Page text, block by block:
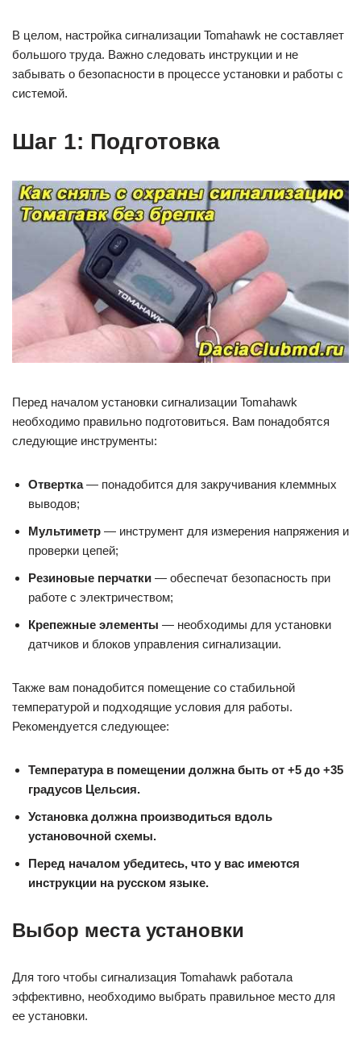
В целом, настройка сигнализации Tomahawk не составляет
большого труда. Важно следовать инструкции и не
забывать о безопасности в процессе установки и работы с
системой.
Шаг 1: Подготовка
Перед началом установки сигнализации Tomahawk
необходимо правильно подготовиться. Вам понадобятся
следующие инструменты:
Отвертка— понадобится для закручивания клеммных
выводов;
Мультиметр — инструмент для измерения напряжения и
проверки цепей;
Резиновые перчатки — обеспечат безопасность при
работе с электричеством;
Крепежные элементы — необходимы для установки
датчиков и блоков управления сигнализации.
Также вам понадобится помещение со стабильной
температурой и подходящие условия для работы.
Рекомендуется следующее:
Температура в помещении должна быть от +5 до +35
градусов Цельсия.
Установка должна производиться вдоль
установочной схемы.
Перед началом убедитесь, что у вас имеются
инструкции на русском языке.
Выбор места установки
Для того чтобы сигнализация Tomahawk работала
эффективно, необходимо выбрать правильное место для
ее установки.